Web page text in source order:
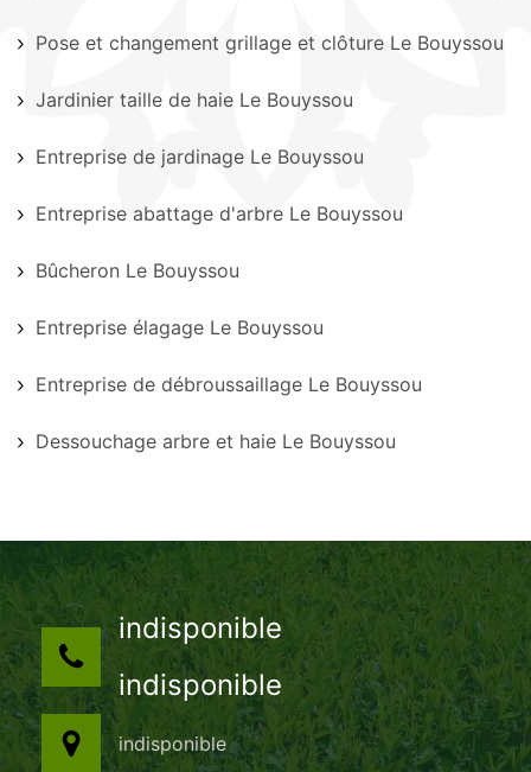
Pose et changement grillage et clôture Le Bouyssou
Jardinier taille de haie Le Bouyssou
Entreprise de jardinage Le Bouyssou
Entreprise abattage d'arbre Le Bouyssou
Bûcheron Le Bouyssou
Entreprise élagage Le Bouyssou
Entreprise de débroussaillage Le Bouyssou
Dessouchage arbre et haie Le Bouyssou
indisponible
indisponible
indisponible